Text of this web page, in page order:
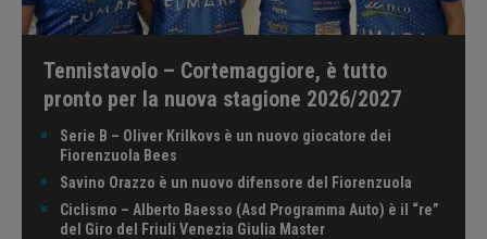
Tennistavolo – Cortemaggiore, è tutto
pronto per la nuova stagione 2026/2027
Serie B – Oliver Krilkovs è un nuovo giocatore dei
Fiorenzuola Bees
Savino Orazzo è un nuovo difensore del Fiorenzuola
Ciclismo – Alberto Baesso (Asd Programma Auto) è il “re”
del Giro del Friuli Venezia Giulia Master